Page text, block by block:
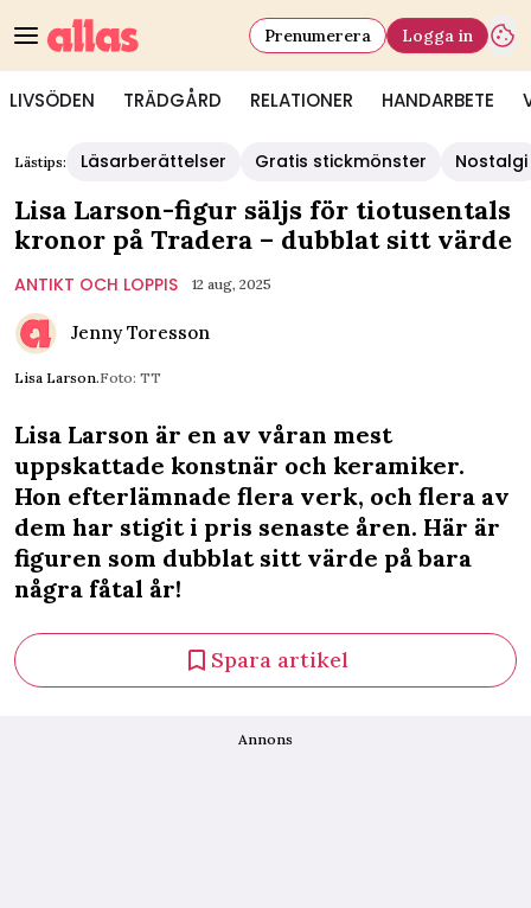
LIVSÖDEN TRÄDGÅRD RELATIONER HANDARBETE
Prenumerera Logga in
Lästips: Läsarberättelser Gratis stickmönster Nostalgi
Lisa Larson-figur säljs för tiotusentals
kronor på Tradera – dubblat sitt värde
ANTIKT OCH LOPPIS 12 aug, 2025
Jenny Toresson
Lisa Larson.Foto: TT
Lisa Larson är en av våran mest
uppskattade konstnär och keramiker.
Hon efterlämnade flera verk, och flera av
dem har stigit i pris senaste åren. Här är
figuren som dubblat sitt värde på bara
några fåtal år!
Spara artikel
Annons